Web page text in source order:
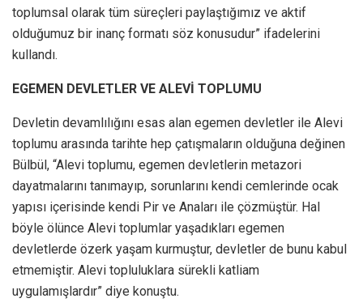
toplumsal olarak tüm süreçleri paylaştığımız ve aktif
olduğumuz bir inanç formatı söz konusudur” ifadelerini
kullandı.
EGEMEN DEVLETLER VE ALEVİ TOPLUMU
Devletin devamlılığını esas alan egemen devletler ile Alevi
toplumu arasında tarihte hep çatışmaların olduğuna değinen
Bülbül, “Alevi toplumu, egemen devletlerin metazori
dayatmalarını tanımayıp, sorunlarını kendi cemlerinde ocak
yapısı içerisinde kendi Pir ve Anaları ile çözmüştür. Hal
böyle ölünce Alevi toplumlar yaşadıkları egemen
devletlerde özerk yaşam kurmuştur, devletler de bunu kabul
etmemiştir. Alevi topluluklara sürekli katliam
uygulamışlardır” diye konuştu.